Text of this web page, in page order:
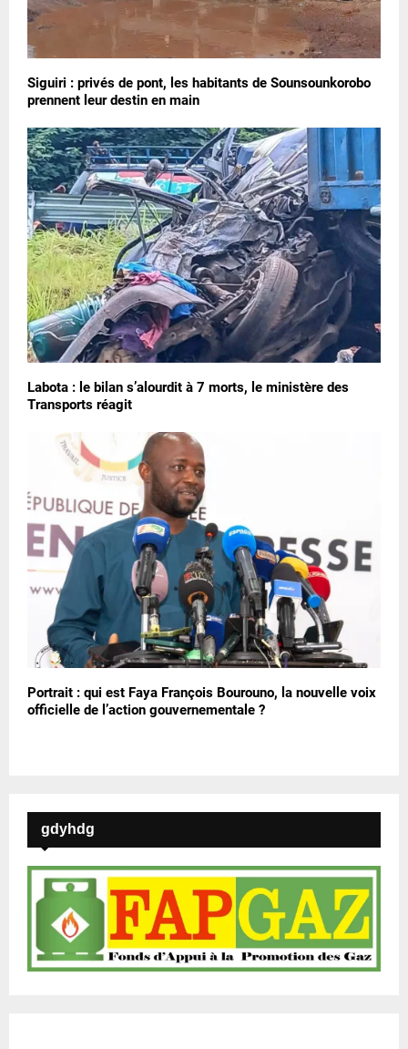
Siguiri : privés de pont, les habitants de Sounsounkorobo
prennent leur destin en main
Labota : le bilan s’alourdit à 7 morts, le ministère des
Transports réagit
Portrait : qui est Faya François Bourouno, la nouvelle voix
officielle de l’action gouvernementale ?
gdyhdg